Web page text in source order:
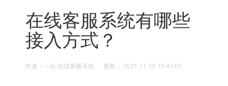
在线客服系统有哪些
接入方式？
作者：一洽·在线客服系统 更新： 2021-11-18 15:41:01